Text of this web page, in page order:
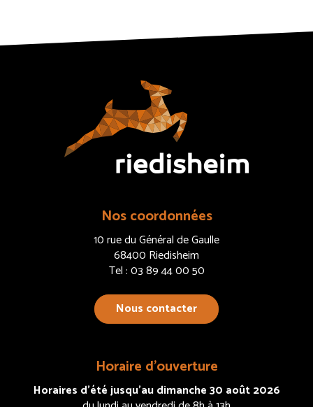
Nos coordonnées
10 rue du Général de Gaulle
68400 Riedisheim
Tel : 03 89 44 00 50
Nous contacter
Horaire d’ouverture
Horaires d’été jusqu’au dimanche 30 août 2026